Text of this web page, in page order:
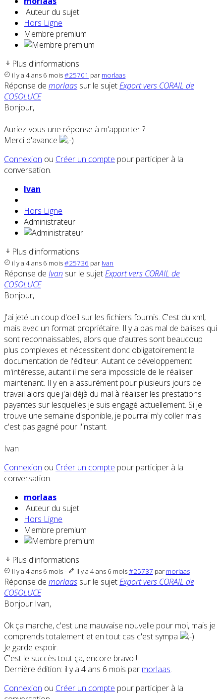
Auteur du sujet
Hors Ligne
Membre premium
Plus d'informations
il y a 4 ans 6 mois#25701 par morlaas
Réponse de morlaas sur le sujetExport vers CORAIL de
COSOLUCE
Bonjour,
Auriez-vous une réponse à m'apporter ?
Merci d'avance
Connexion ou Créer un compte pour participer à la
conversation.
Ivan
Hors Ligne
Administrateur
Plus d'informations
il y a 4 ans 6 mois#25736 par Ivan
Réponse de Ivan sur le sujetExport vers CORAIL de
COSOLUCE
Bonjour,
J'ai jeté un coup d'oeil sur les fichiers fournis. C'est du xml,
mais avec un format propriétaire. Il y a pas mal de balises qui
sont reconnaissables, alors que d'autres sont beaucoup
plus complexes et nécessitent donc obligatoirement la
documentation de l'éditeur. Autant ce développement
m'intéresse, autant il me sera impossible de le réaliser
maintenant. Il y en a assurément pour plusieurs jours de
travail alors que j'ai déjà du mal à réaliser les prestations
payantes sur lesquelles je suis engagé actuellement. Si je
trouve une semaine disponible, je pourrai m'y coller mais
c'est pas gagné pour l'instant.
Ivan
Connexion ou Créer un compte pour participer à la
conversation.
morlaas
Auteur du sujet
Hors Ligne
Membre premium
Plus d'informations
il y a 4 ans 6 mois- il y a 4 ans 6 mois#25737 par morlaas
Réponse de morlaas sur le sujetExport vers CORAIL de
COSOLUCE
Bonjour Ivan,
Ok ça marche, c'est une mauvaise nouvelle pour moi, mais je
comprends totalement et en tout cas c'est sympa
Je garde espoir.
C'est le succès tout ça, encore bravo !!
Dernière édition: il y a 4 ans 6 mois par morlaas.
Connexion ou Créer un compte pour participer à la